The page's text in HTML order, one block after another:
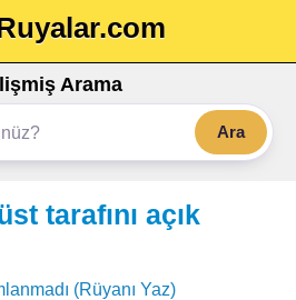
Arama
Ara
tarafını açık
(Rüyanı Yaz)